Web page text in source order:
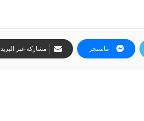
ماسنجر مشاركة عبر البريد